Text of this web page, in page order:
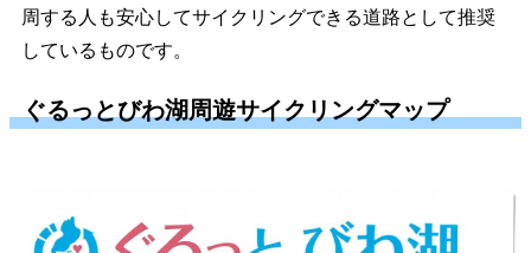
周する人も安心してサイクリングできる道路として推奨
しているものです。
ぐるっとびわ湖周遊サイクリングマップ